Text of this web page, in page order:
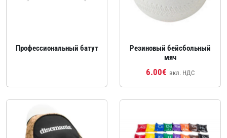
Профессиональный батут
Резиновый бейсбольный
мяч
6.00€ вкл. НДС